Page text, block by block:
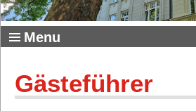
Menu
Gästeführer